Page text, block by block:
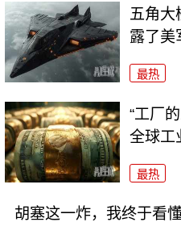
五角大
露了美
最热
“工厂
全球工
最热
胡塞这一炸，我终于看